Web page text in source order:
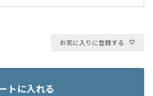
お気に入りに登録する
トに入れる